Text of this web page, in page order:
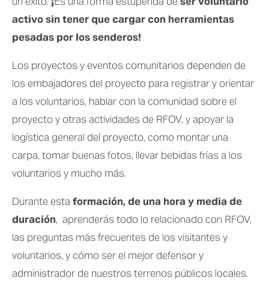
activo sin tener que cargar con herramientas
pesadas por los senderos!
Los proyectos y eventos comunitarios dependen de
los embajadores del proyecto para registrar y orientar
a los voluntarios, hablar con la comunidad sobre el
proyecto y otras actividades de RFOV, y apoyar la
logística general del proyecto, como montar una
carpa, tomar buenas fotos, llevar bebidas frías a los
voluntarios y mucho más.
Durante esta formación, de una hora y media de
duración,  aprenderás todo lo relacionado con RFOV,
las preguntas más frecuentes de los visitantes y
voluntarios, y cómo ser el mejor defensor y
administrador de nuestros terrenos públicos locales.